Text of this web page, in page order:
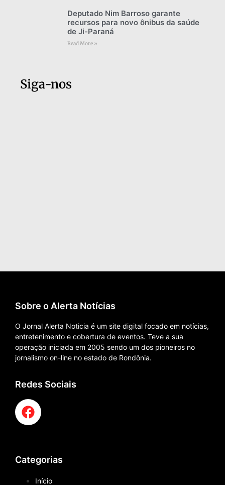
Deputado Nim Barroso garante
recursos para novo ônibus da saúde
de Ji-Paraná
Read More »
Siga-nos
Sobre o Alerta Notícias
O Jornal Alerta Noticia é um site digital focado em notícias,
entretenimento e cobertura de eventos. Teve a sua
operação iniciada em 2005 sendo um dos pioneiros no
jornalismo on-line no estado de Rondônia.
Redes Sociais
Categorias
Início